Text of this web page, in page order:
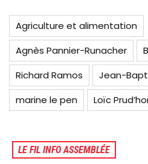
Agriculture et alimentation
Agnès Pannier-Runacher
Richard Ramos
Jean-
marine le pen
Loïc
LE FIL INFO ASSEMBLÉE